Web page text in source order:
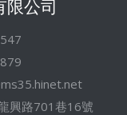
限公司
興路701巷16號